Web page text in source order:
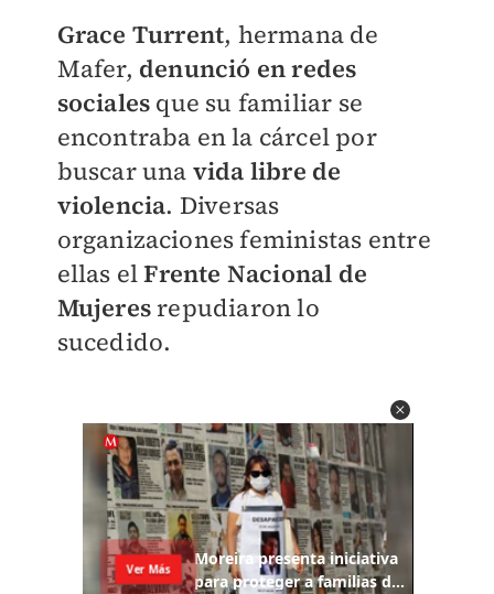
Grace Turrent, hermana de
Mafer, denunció en redes
sociales que su familiar se
encontraba en la cárcel por
buscar una vida libre de
violencia. Diversas
organizaciones feministas entre
ellas elFrente Nacional de
Mujeresrepudiaron lo
sucedido.